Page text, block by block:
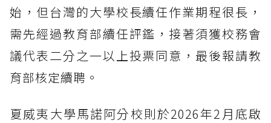
始，但台灣的大學校長續任作業期程很長，
需先經過教育部續任評鑑，接著須獲校務會
議代表二分之一以上投票同意，最後報請教
育部核定續聘。
夏威夷大學馬諾阿分校則於2026年2月底啟